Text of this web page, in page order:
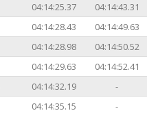
04:14:25.37
04:14:43.31
04:14:28.43
04:14:49.63
04:14:28.98
04:14:50.52
04:14:29.63
04:14:52.41
04:14:32.19
-
04:14:35.15
-